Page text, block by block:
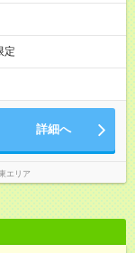
定
詳細へ
エリア